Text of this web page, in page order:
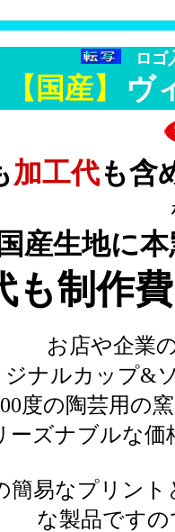
ロ
【国産】 ヴ
加工代も含
国産生地に
も制作
お店や企業
ジナルカップ&
度の陶芸用の
ーズナブルな
易なプリン
な製品です